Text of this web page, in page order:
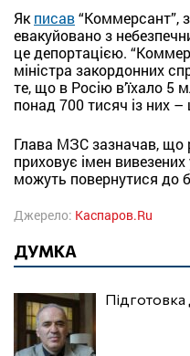
Як писав“Коммерсант”,
евакуйовано з
це депортацією.
міністра закордонних
те, що в Росію в’їхало 5
понад 700 тисяч із них –
Глава МЗС зазначав, що
приховує імен вивезених
можуть повернутися до
Джерело: Каспаров.Ru
ДУМКА